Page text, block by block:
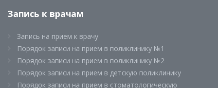
Запись к врачам
Запись на прием к врачу
Порядок записи на прием в поликлинику №1
Порядок записи на прием в поликлинику №2
Порядок записи на прием в детскую поликлинику
Порядок записи на прием в стоматологическую